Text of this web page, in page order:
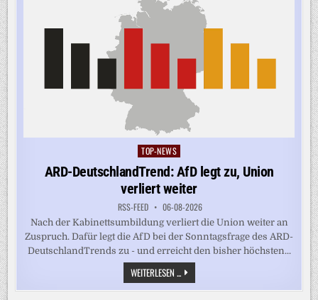
Posted
in
TOP-NEWS
ARD-DeutschlandTrend: AfD legt zu, Union
verliert weiter
RSS-FEED 06-08-2026
Nach der Kabinettsumbildung verliert die Union weiter an
Zuspruch. Dafür legt die AfD bei der Sonntagsfrage des ARD-
DeutschlandTrends zu - und erreicht den bisher höchsten...
WEITERLESEN ... ARD-
DEUTSCHLANDTREND:
AFD